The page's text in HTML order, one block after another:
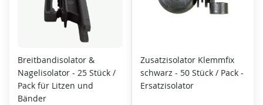
Breitbandisolator &
Nagelisolator - 25 Stück /
Pack für Litzen und
Bänder
Zusatzisolator Klemmfix
schwarz - 50 Stück / Pack -
Ersatzisolator